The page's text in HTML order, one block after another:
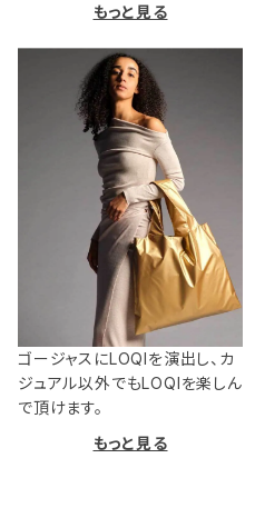
もっと見る
ゴージャスにLOQIを演出し、カ
ジュアル以外でもLOQIを楽しん
で頂けます。
もっと見る